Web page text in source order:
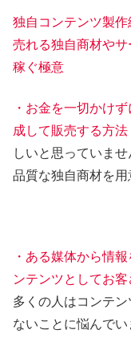
独自コンテンツ製作
売れる独自商材や
稼ぐ極意
・お金を一切かけ
成して販売する方法
しいと思っていま
品質な独自商材を用
・ある媒体から情
ンテンツとしてお
多くの人はコンテ
ないことに悩んで